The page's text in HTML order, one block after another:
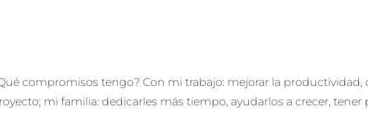
compromisos tengo? Con mi trabajo: mejorar la productividad,
mi familia: dedicarles más tiempo, ayudarlos a crecer,